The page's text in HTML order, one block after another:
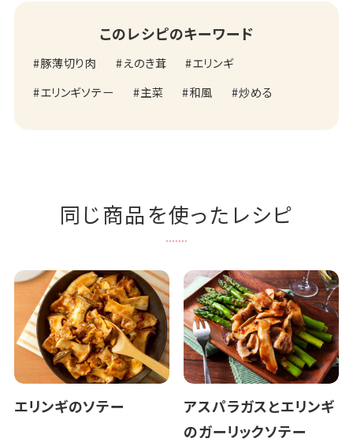
このレシピのキーワード
豚薄切り肉 えのき茸
エリンギ
エリンギソテー
主菜 和風 炒める
同じ商品を使ったレシピ
エリンギのソテー
アスパラガスとエリンギ
のガーリックソテー